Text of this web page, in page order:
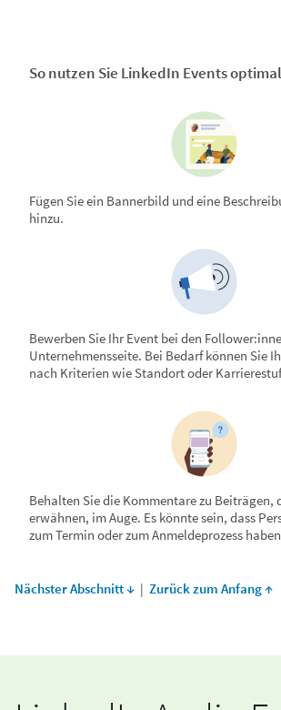
So nutzen Sie LinkedIn Events
Fügen Sie ein Bannerbild und eine
hinzu.
Bewerben Sie Ihr Event bei den
Unternehmensseite. Bei Bedarf können Sie
nach Kriterien wie Standort oder
Behalten Sie die Kommentare zu Beiträgen,
erwähnen, im Auge. Es könnte sein, dass
zum Termin oder zum Anmeldeprozess
Nächster Abschnitt ↓ | Zurück zum Anfang ↑